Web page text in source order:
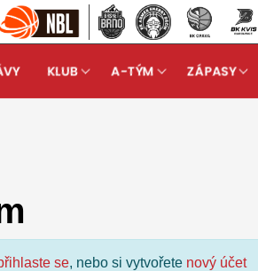
KLUB A-TÝM ZÁPASY
se, nebo si vytvořete nový účet